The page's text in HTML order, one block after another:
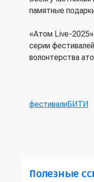
памятные
«Атом Live-2025»
серии
волонтерства
фестивалиБИТИ
Полезные